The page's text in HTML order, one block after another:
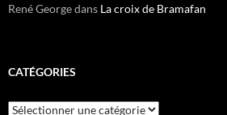
René Georgedans La croix de Bramafan
CATÉGORIES
Catégories